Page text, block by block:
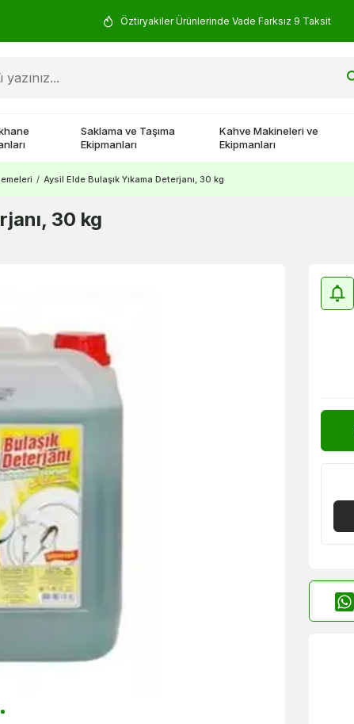
Öztiryakiler Ürünlerinde Vade Farksız 9 Taksit
Saklama ve Taşıma
Ekipmanları
Kahve Makineleri ve
Ekipmanları
/ Aysil Elde Bulaşık Yıkama Deterjanı, 30 kg
30 kg